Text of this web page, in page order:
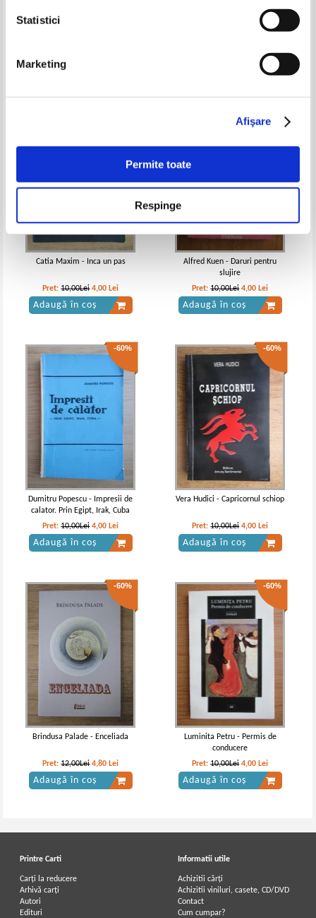
Statistici
Marketing
Afişare
Permite toate
Respinge
Ion Popescu Puturi - Ideile nu
Adaugă în coș
Liviu Rebreanu - Rascoala (2
Catia Maxim - Inca un pas
Pret:10,00Lei 4,00 Lei
Adaugă în coș
Alfred Kuen - Daruri pentru
slujire
Pret:10,00Lei 4,00 Lei
Adaugă în coș
-60%
Dumitru Popescu - Impresii de
calator. Prin Egipt, Irak, Cuba
Pret:10,00Lei 4,00 Lei
Adaugă în coș
-60%
Vera Hudici - Capricornul schiop
Pret:10,00Lei 4,00 Lei
Adaugă în coș
-60%
Brindusa Palade - Enceliada
Pret:12,00Lei 4,80 Lei
Adaugă în coș
-60%
Luminita Petru - Permis de
conducere
Pret:10,00Lei 4,00 Lei
Adaugă în coș
Printre Carti
Carți la reducere
Arhivă carți
Autori
Edituri
Informatii utile
Achizitii cărți
Achizitii viniluri, casete, CD/DVD
Contact
Cum cumpar?